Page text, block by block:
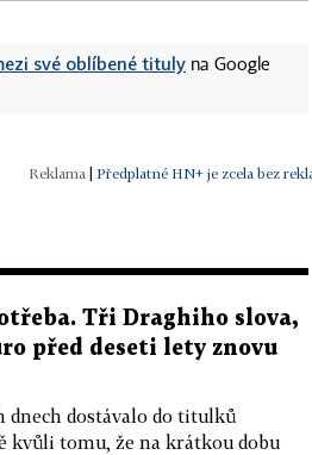
své oblíbené tituly na Google
| Předplatné HN+ je zcela bez
Tři Draghiho slova,
před deseti lety znovu
dnech dostávalo do titulků
kvůli tomu, že na krátkou dobu